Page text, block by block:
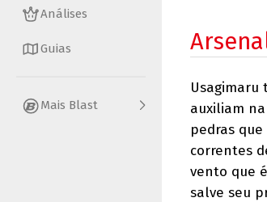
Análises
Guias
Mais Blast
Usagimaru
auxiliam
pedras
correntes
vento que
salve seu